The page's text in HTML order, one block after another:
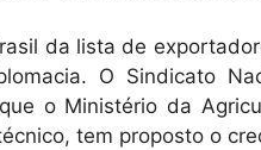
da lista de
O Sindicato
o Ministério da
tem proposto o